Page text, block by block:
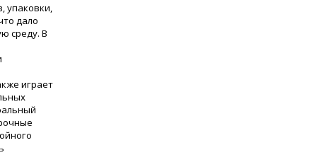
упаковки,
дало
среду. В
играет